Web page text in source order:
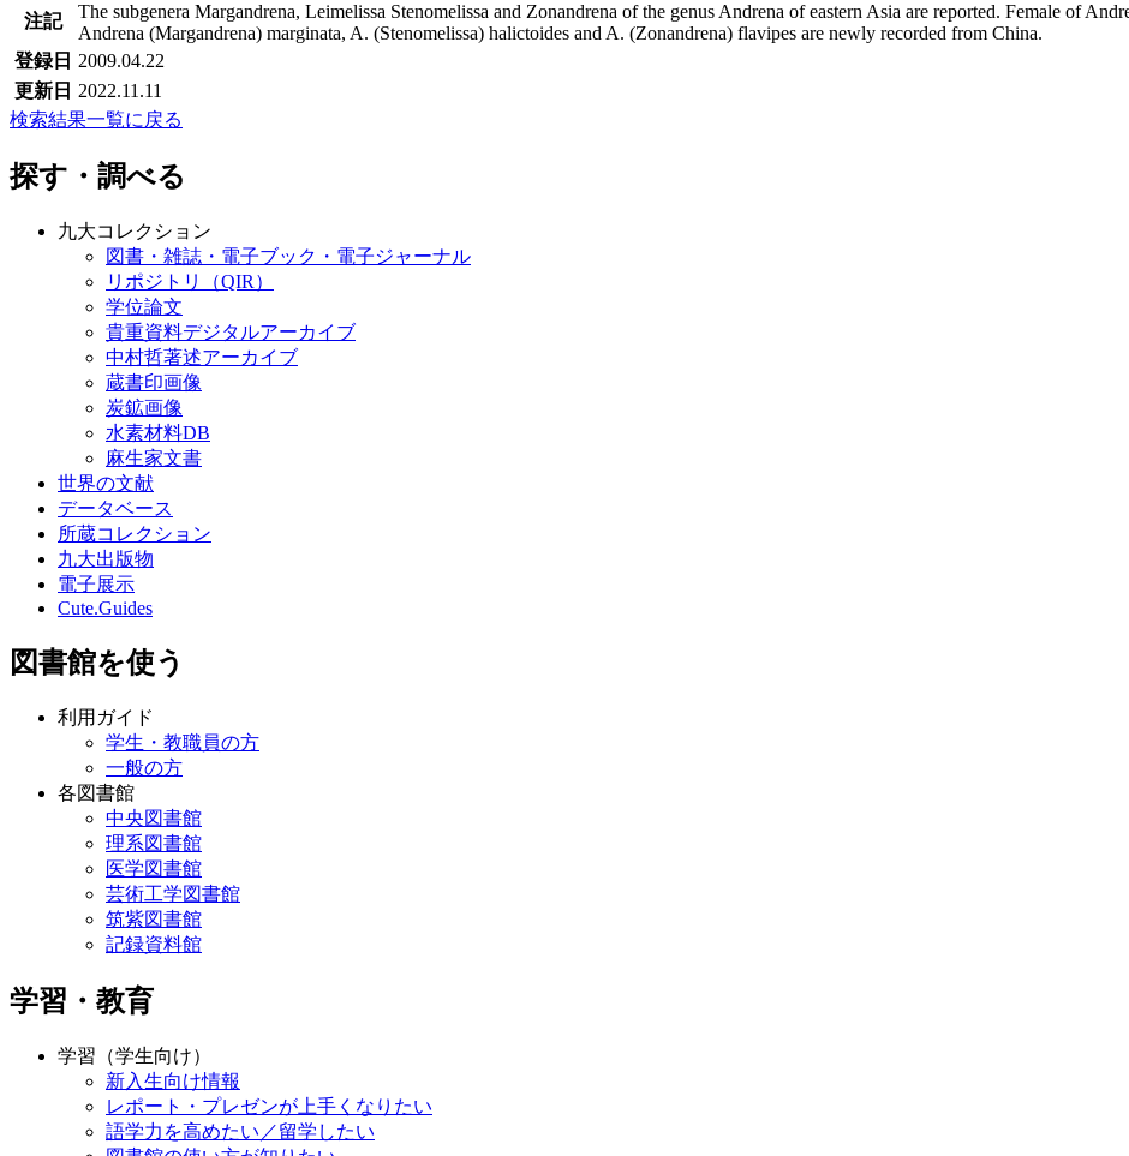
注記
The subgenera Margandrena, Leimelissa Stenomelissa and Zonandrena of the genus Andrena of eastern Asia are reported. Female of
Andrena (Margandrena) marginata, A. (Stenomelissa) halictoides and A. (Zonandrena) flavipes are newly recorded from China.
登録日 2009.04.22
更新日 2022.11.11
検索結果一覧に戻る
探す・調べる
九大コレクション
図書・雑誌・電子ブック・電子ジャーナル
リポジトリ（QIR）
学位論文
貴重資料デジタルアーカイブ
中村哲著述アーカイブ
蔵書印画像
炭鉱画像
水素材料DB
麻生家文書
世界の文献
データベース
所蔵コレクション
九大出版物
電子展示
Cute.Guides
図書館を使う
利用ガイド
学生・教職員の方
一般の方
各図書館
中央図書館
理系図書館
医学図書館
芸術工学図書館
筑紫図書館
記録資料館
学習・教育
学習（学生向け）
新入生向け情報
レポート・プレゼンが上手くなりたい
語学力を高めたい／留学したい